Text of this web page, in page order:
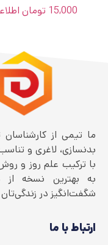
15,000 تومان
ما تیمی از
بدنسازی، لاغری و
با ترکیب علم روز و
به بهترین نسخه از
شگفت‌انگیز در
ارتباط با ما